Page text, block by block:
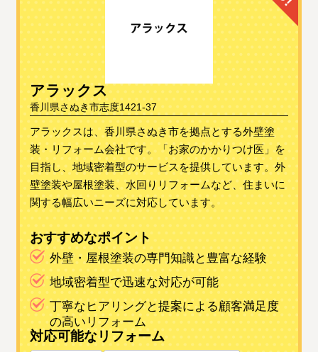
アラックス
香川県さぬき市志度1421-37
アラックスは、香川県さぬき市を拠点とする外壁塗
装・リフォーム会社です。「お家のかかりつけ医」を
目指し、地域密着型のサービスを提供しています。外
壁塗装や屋根塗装、水回りリフォームなど、住まいに
関する幅広いニーズに対応しています。
おすすめなポイント
外壁・屋根塗装の専門知識と豊富な経験
地域密着型で迅速な対応が可能
丁寧なヒアリングと提案による顧客満足度
の高いリフォーム
対応可能なリフォーム